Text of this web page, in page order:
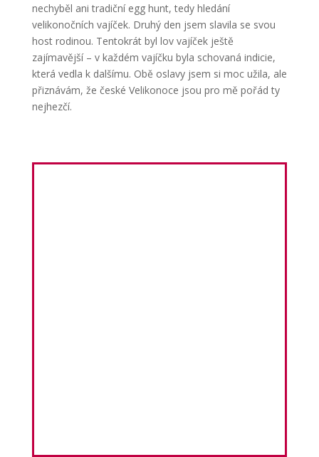
nechyběl ani tradiční egg hunt, tedy hledání
velikonočních vajíček. Druhý den jsem slavila se svou
host rodinou. Tentokrát byl lov vajíček ještě
zajímavější – v každém vajíčku byla schovaná indicie,
která vedla k dalšímu. Obě oslavy jsem si moc užila, ale
přiznávám, že české Velikonoce jsou pro mě pořád ty
nejhezčí.